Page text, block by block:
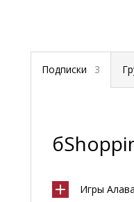
Подписки 3
Игры